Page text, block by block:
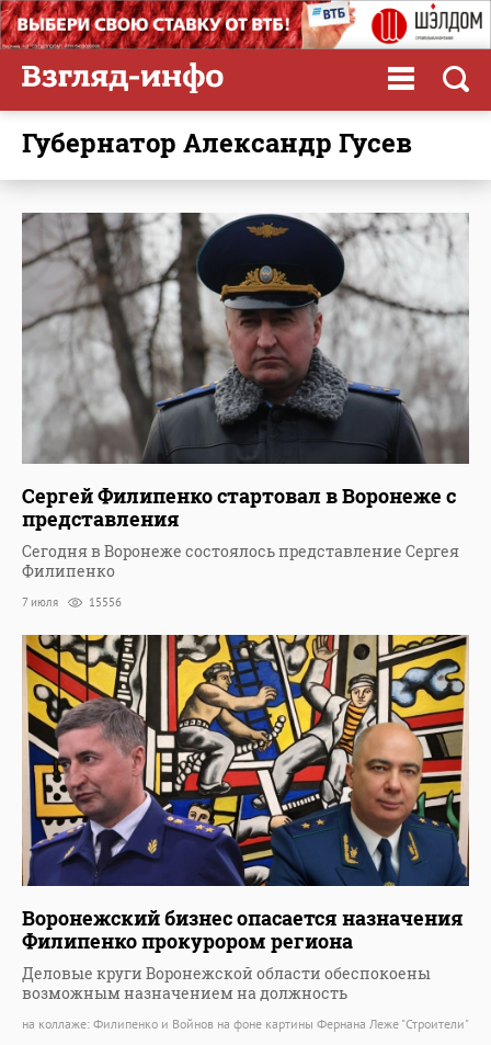
губернатор Александр Гусев
Сергей Филипенко стартовал в Воронеже с
представления
Сегодня в Воронеже состоялось представление Сергея
Филипенко
7 июля 15556
Воронежский бизнес опасается назначения
Филипенко прокурором региона
Деловые круги Воронежской области обеспокоены
возможным назначением на должность
на коллаже: Филипенко и Войнов на фоне картины Фернана Леже "Строители"